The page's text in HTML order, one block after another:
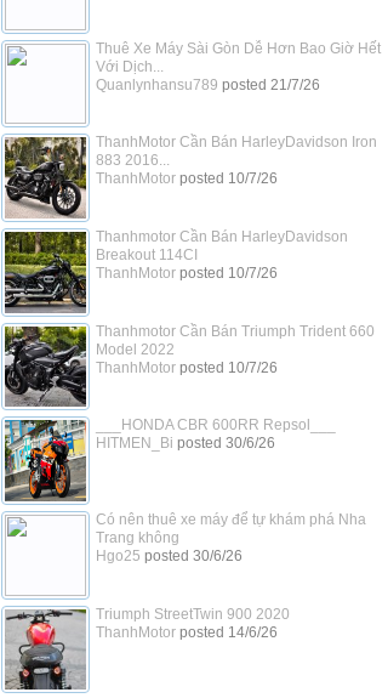
Thuê Xe Máy Sài Gòn Dễ Hơn Bao Giờ Hết
Với Dịch...
Quanlynhansu789 posted 21/7/26
ThanhMotor Cần Bán HarleyDavidson Iron
883 2016...
ThanhMotorposted 10/7/26
Thanhmotor Cần Bán HarleyDavidson
Breakout 114CI
ThanhMotorposted 10/7/26
Thanhmotor Cần Bán Triumph Trident 660
Model 2022
ThanhMotorposted 10/7/26
___HONDA CBR 600RR Repsol___
HITMEN_Bi posted 30/6/26
Có nên thuê xe máy để tự khám phá Nha
Trang không
Hgo25 posted 30/6/26
Triumph StreetTwin 900 2020
ThanhMotorposted 14/6/26